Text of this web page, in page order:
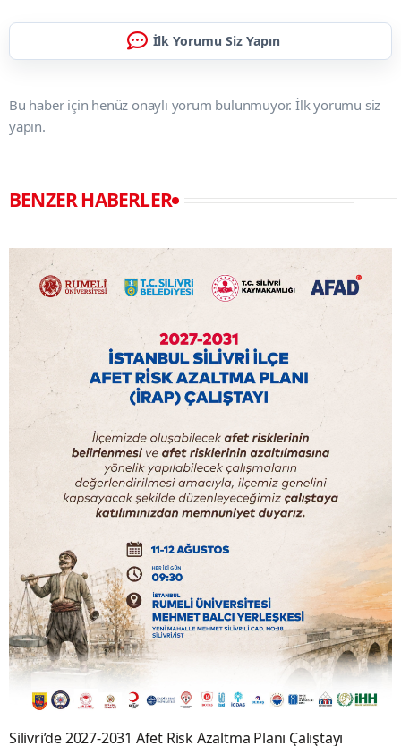
İlk Yorumu Siz Yapın
Bu haber için henüz onaylı yorum bulunmuyor. İlk yorumu siz
yapın.
BENZER HABERLER
Silivri’de 2027-2031 Afet Risk Azaltma Planı Çalıştayı